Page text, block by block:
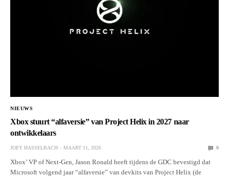
NIEUWS
Xbox stuurt “alfaversie” van Project Helix in 2027 naar
ontwikkelaars
JOEY HASSELBACH MAART 11, 2026 0
Xbox’ VP of Next-Gen, Jason Ronald heeft tijdens de GDC bevestigd dat
Microsoft volgend jaar “alfaversie” van devkits van Project Helix (de